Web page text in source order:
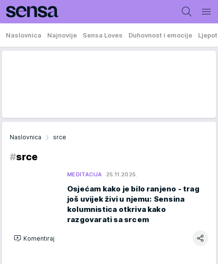
Naslovnica Najnovije Sensa Loves Duhovnost i emocije
Naslovnica srce
#srce
MEDITACIJA 25.11.2025.
Osjećam kako je bilo ranjeno - trag
još uvijek živi u njemu: Sensina
kolumnistica otkriva kako
razgovarati sa srcem
Komentiraj